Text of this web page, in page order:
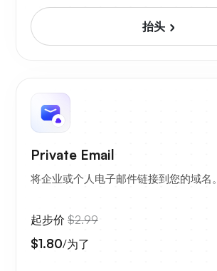
抬头
Private Email
将企业或个人电子邮件链接到您的域名。
起步价 $2.99
$1.80/为了